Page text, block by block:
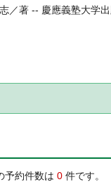
／著 -- 慶應義塾大学
予約件数は 0 件です。